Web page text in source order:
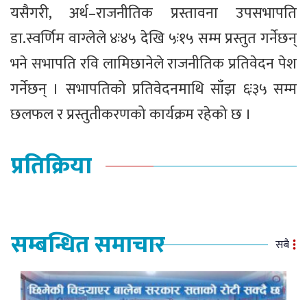
यसैगरी, अर्थ–राजनीतिक प्रस्तावना उपसभापति
डा.स्वर्णिम वाग्लेले ४ः४५ देखि ५ः१५ सम्म प्रस्तुत गर्नेछन्
भने सभापति रवि लामिछानेले राजनीतिक प्रतिवेदन पेश
गर्नेछन् । सभापतिको प्रतिवेदनमाथि साँझ ६ः३५ सम्म
छलफल र प्रस्तुतीकरणको कार्यक्रम रहेको छ ।
प्रतिक्रिया
सम्बन्धित समाचार सबै